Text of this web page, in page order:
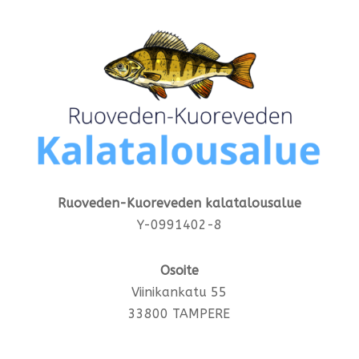
Ruoveden-Kuoreveden kalatalousalue
Y-0991402-8
Osoite
Viinikankatu 55
33800 TAMPERE